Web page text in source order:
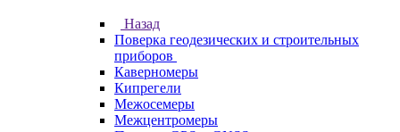
Назад
Поверка геодезических и строительных
приборов
Каверномеры
Кипрегели
Межосемеры
Межцентромеры